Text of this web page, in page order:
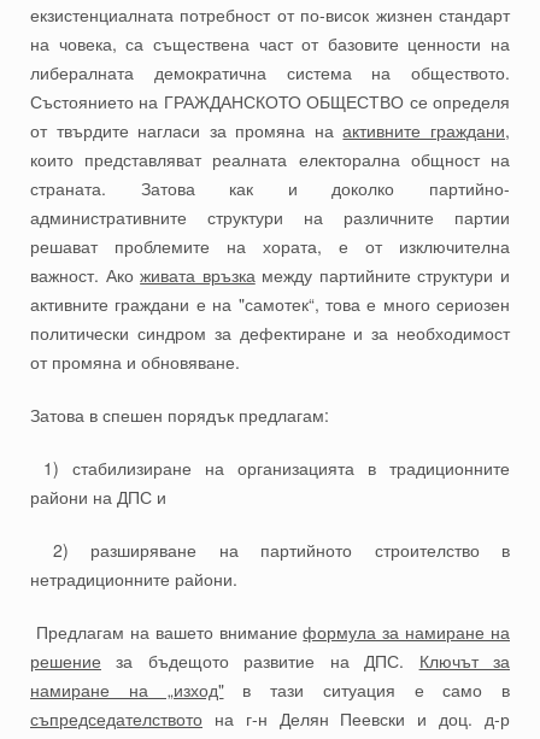
екзистенциалната потребност от по-висок жизнен стандарт
на човека, са съществена част от базовите ценности на
либералната демократична система на обществото.
Състоянието на ГРАЖДАНСКОТО ОБЩЕСТВО се определя
от твърдите нагласи за промяна наактивните граждани,
които представляват реалната електорална общност на
страната. Затова как и доколко партийно-
административните структури на различните партии
решават проблемите на хората, е от изключителна
важност. Акоживата връзкамежду партийните структури и
активните граждани е на "самотек“, това е много сериозен
политически синдром за дефектиране и за необходимост
от промяна и обновяване.
Затова в спешен порядък предлагам:
1) стабилизиране на организацията в традиционните
райони на ДПС и
2) разширяване на партийното строителство в
нетрадиционните райони.
Предлагам на вашето вниманиеформула за намиране на
решение за бъдещото развитие на ДПС. Ключът за
намиране на „изход"в тази ситуация е само в
съпредседателството на г-н Делян Пеевски и доц. д-р